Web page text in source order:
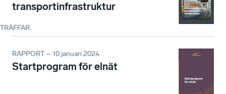
TRÄFFAR:
transportinfrastruktur
RAPPORT – 10 januari 2024
Startprogram för elnät